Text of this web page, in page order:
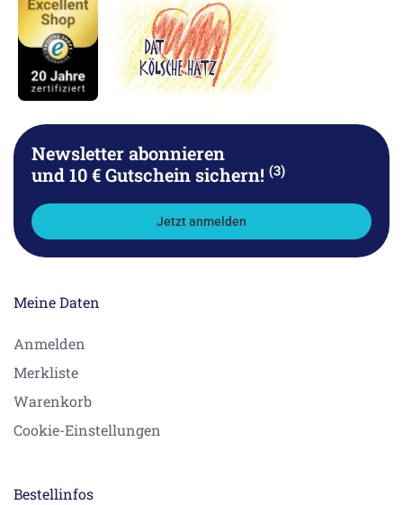
Newsletter abonnieren
und 10 € Gutschein sichern! (3)
Jetzt anmelden
Meine Daten
Anmelden
Merkliste
Warenkorb
Cookie-Einstellungen
Bestellinfos